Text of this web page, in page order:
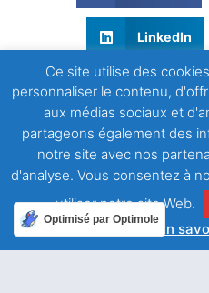
LinkedIn
Ce site utilise des
personnaliser le contenu,
aux médias sociaux et
partageons également des
notre site avec nos
d'analyse. Vous consentez à
utiliser notre site Web.
En
Optimisé par Optimole